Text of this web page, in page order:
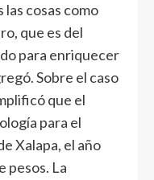
cosas como
que es del
para enriquecer
Sobre el caso
que el
para el
Xalapa, el año
pesos. La